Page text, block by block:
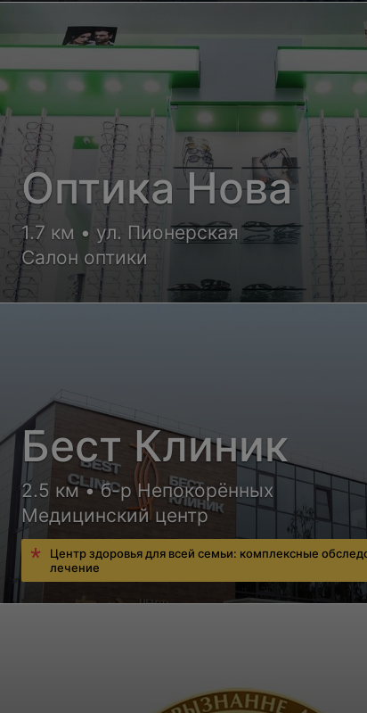
Оптика Нова
1.7 км • ул. Пионерская
Салон оптики
Бест Клиник
2.5 км • б-р Непокорённых
Медицинский центр
Центр здоровья для всей семьи: комплексные
лечение